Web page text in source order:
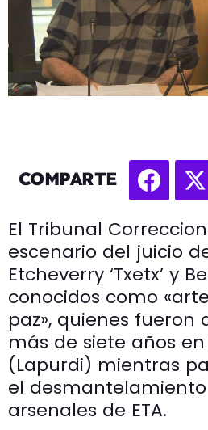
COMPARTE
El Tribunal
escenario del juicio
Etcheverry ‘Txetx’ y
conocidos como
paz», quienes fueron
más de siete años
(Lapurdi) mientras
el
arsenales de ETA.